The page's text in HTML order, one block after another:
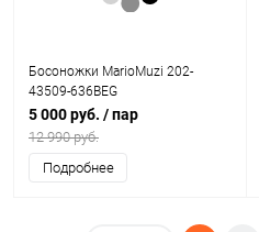
Босоножки MarioMuzi 202-
43509-636BEG
5 000 руб. / пар
12 990 руб.
Подробнее